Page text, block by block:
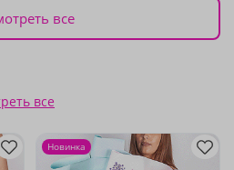
все
все
Новинка